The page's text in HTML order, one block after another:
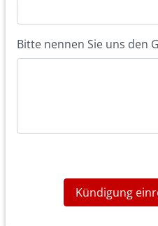
Bitte nennen Sie uns den
Kündigung